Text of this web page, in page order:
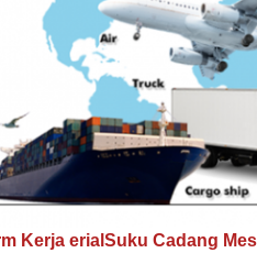
Kerja erial Suku Cadang